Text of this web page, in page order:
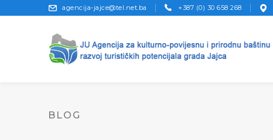
agencija-jajce@tel.net.ba +387 (0) 30 658 268
BLOG